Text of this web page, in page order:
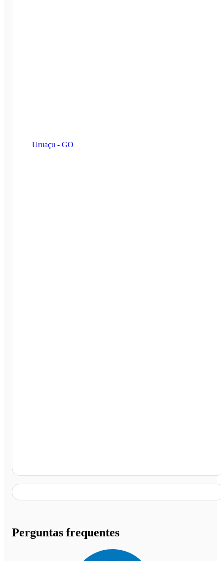
Uruaçu - GO
Perguntas frequentes